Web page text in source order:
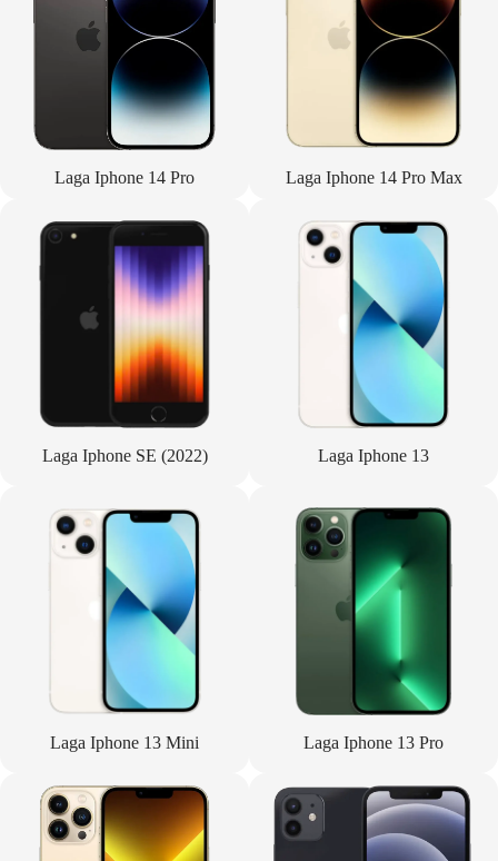
Laga Iphone 14 Pro Laga Iphone 14 Pro Max
Laga Iphone SE (2022) Laga Iphone 13
Laga Iphone 13 Mini Laga Iphone 13 Pro